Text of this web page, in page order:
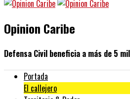
Opinion Caribe
Defensa Civil beneficia a más de 5
Portada
El callejero